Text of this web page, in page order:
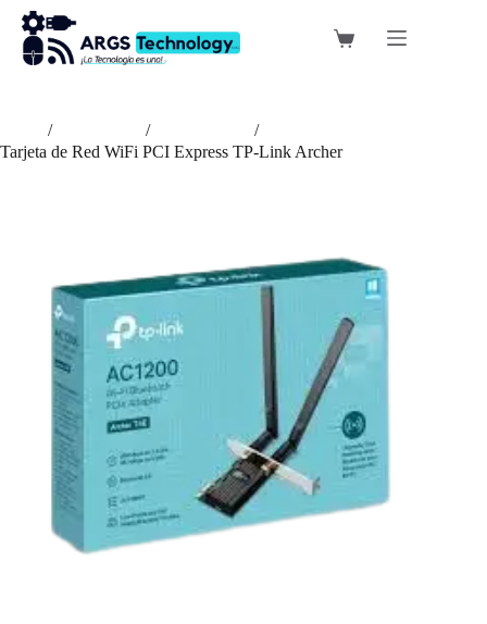
Saltar
contenido
Carro
/ /
/
Tarjeta de Red WiFi PCI Express TP-Link Archer